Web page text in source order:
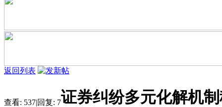
返回列表
查看: 537|回复: 7证券纠纷多元化解机